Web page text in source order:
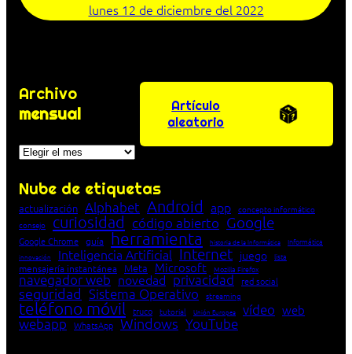
lunes 12 de diciembre del 2022
Archivo
mensual
Archivos
Artículo
aleatorio
Nube de etiquetas
actualización Alphabet Android app concepto informático
consejo
curiosidad código abierto Google
Google Chrome guía herramienta historia de la Informática Informática
innovación Inteligencia Artificial Internet juego lista
mensajería instantánea Meta Microsoft Mozilla Firefox
navegador web novedad privacidad red social
seguridad Sistema Operativo streaming
teléfono móvil truco tutorial Unión Europea vídeo web
webapp WhatsApp Windows YouTube